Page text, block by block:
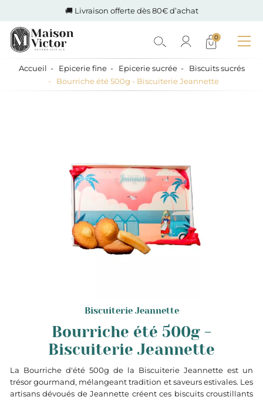
🚚 Livraison offerte dès 80€ d’achat
0
Accueil Epicerie fine Epicerie sucrée
Biscuits sucrés
Bourriche été 500g - Biscuiterie Jeannette
Biscuiterie Jeannette
Bourriche été 500g -
Biscuiterie Jeannette
La Bourriche d'été 500g de la Biscuiterie Jeannette est un
trésor gourmand, mélangeant tradition et saveurs estivales. Les
artisans dévoués de Jeannette créent ces biscuits croustillants